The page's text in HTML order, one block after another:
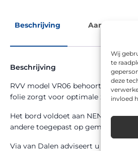
Wij
te
deze
invloed
Beschrijving Aanvullende
Beschrijving
RVV model VR06 behoort tot de
folie zorgt voor optimale
Het bord voldoet aan NEN 12899-
andere toegepast op
Via van Dalen adviseert u graag